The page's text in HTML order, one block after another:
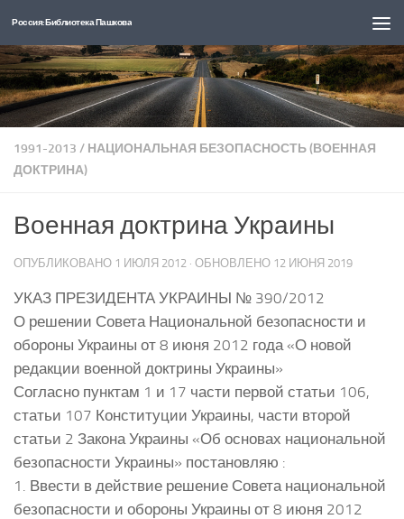
Перейти к содержимому
Россия: Библиотека Пашкова
1991-2013 / НАЦИОНАЛЬНАЯ БЕЗОПАСНОСТЬ (ВОЕННАЯ
ДОКТРИНА)
Военная доктрина Украины
ОПУБЛИКОВАНО 1 ИЮЛЯ 2012 · ОБНОВЛЕНО 12 ИЮНЯ 2019
УКАЗ ПРЕЗИДЕНТА УКРАИНЫ № 390/2012
О решении Совета Национальной безопасности и
обороны Украины от 8 июня 2012 года «О новой
редакции военной доктрины Украины»
Согласно пунктам 1 и 17 части первой статьи 106,
статьи 107 Конституции Украины, части второй
статьи 2 Закона Украины «Об основах национальной
безопасности Украины» постановляю :
1. Ввести в действие решение Совета национальной
безопасности и обороны Украины от 8 июня 2012